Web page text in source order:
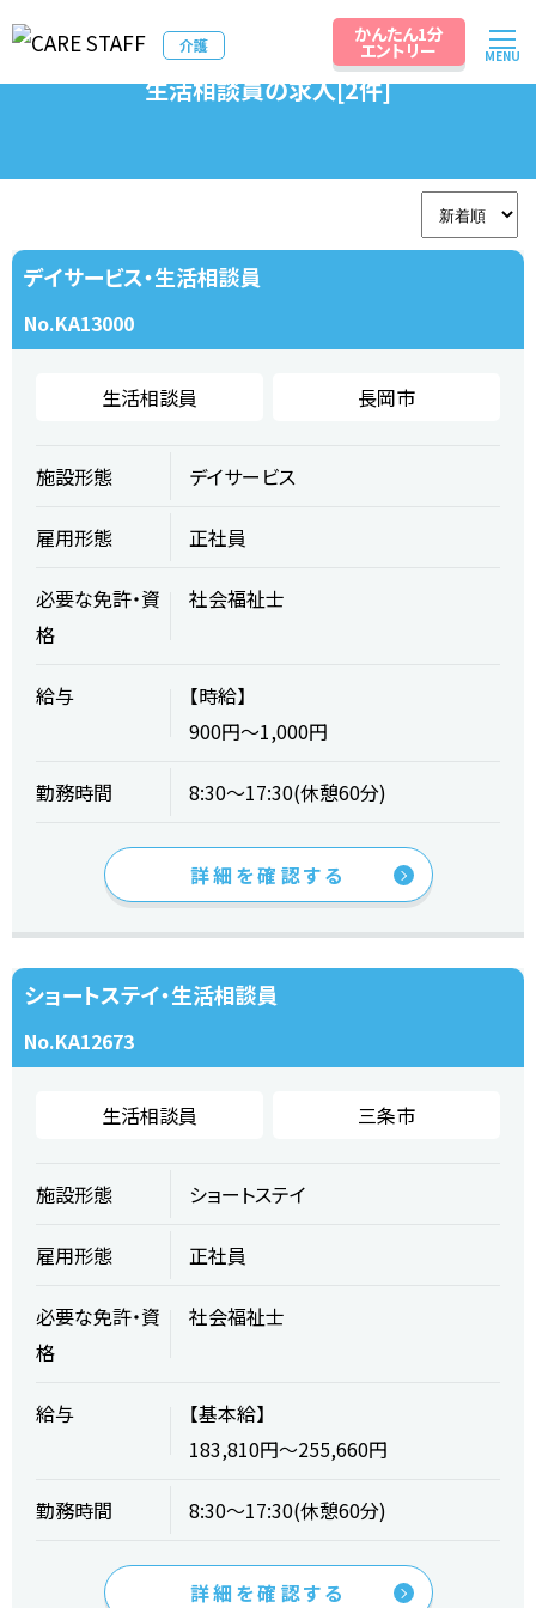
介護 かんたん1分
エントリー MENU
生活相談員の求人[2件]
デイサービス・生活相談員
No.KA13000
生活相談員 長岡市
施設形態 デイサービス
雇用形態 正社員
必要な免許・資
格
社会福祉士
給与
【時給】
900円～1,000円
勤務時間 8:30～17:30(休憩60分)
詳細を確認する
ショートステイ・生活相談員
No.KA12673
生活相談員 三条市
施設形態 ショートステイ
雇用形態 正社員
必要な免許・資
格
社会福祉士
給与
【基本給】
183,810円～255,660円
勤務時間 8:30～17:30(休憩60分)
詳細を確認する